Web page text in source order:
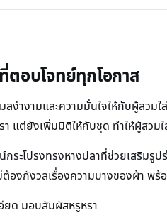
ตอบโจทย์ทุกโอกาส
ง่างามและความมั่นใจให้กับผู้สว
า แต่ยังเพิ่มมิติให้กับชุด ทำให้ผู้ส
กระโปรงทรงหางปลาที่ช่วยเสริ
องกังวลเรื่องความบางของผ้า พ
ยด มอบสัมผัสหรูหรา